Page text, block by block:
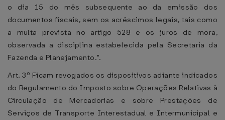
o dia 15 do mês subsequente ao da emissão dos
documentos fiscais, sem os acréscimos legais, tais como
a multa prevista no artigo 528 e os juros de mora,
observada a disciplina estabelecida pela Secretaria da
Fazenda e Planejamento.".
Art. 3º Ficam revogados os dispositivos adiante indicados
do Regulamento do Imposto sobre Operações Relativas à
Circulação de Mercadorias e sobre Prestações de
Serviços de Transporte Interestadual e Intermunicipal e